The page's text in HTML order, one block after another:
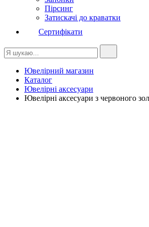
Пірсинг
Затискачі до краватки
Сертифікати
Ювелірний магазин
Каталог
Ювелірні аксесуари
Ювелірні аксесуари з червоного